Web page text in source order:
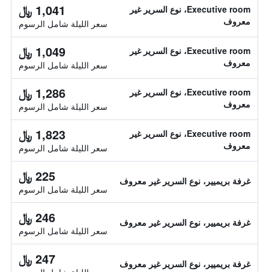
Executive room، نوع السرير غير
معروف
1,041 ﷼
سعر الليلة شامل الرسوم
Executive room، نوع السرير غير
معروف
1,049 ﷼
سعر الليلة شامل الرسوم
Executive room، نوع السرير غير
معروف
1,286 ﷼
سعر الليلة شامل الرسوم
Executive room، نوع السرير غير
معروف
1,823 ﷼
سعر الليلة شامل الرسوم
غرفة بريميير، نوع السرير غير معروف 225 ﷼
سعر الليلة شامل الرسوم
غرفة بريميير، نوع السرير غير معروف 246 ﷼
سعر الليلة شامل الرسوم
غرفة بريميير، نوع السرير غير معروف 247 ﷼